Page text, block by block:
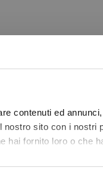
contenuti ed
sito con i nostri
hai fornito loro o che